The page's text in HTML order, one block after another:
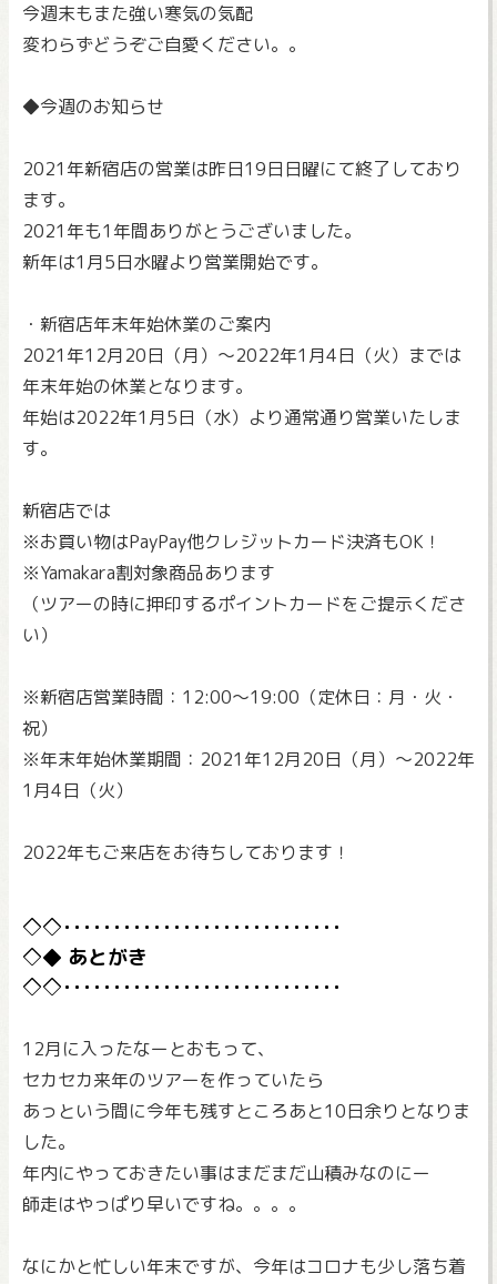
今週末もまた強い寒気の気配
変わらずどうぞご自愛ください。。
◆今週のお知らせ
2021年新宿店の営業は昨日19日日曜にて終了しており
ます。
2021年も1年間ありがとうございました。
新年は1月5日水曜より営業開始です。
・新宿店年末年始休業のご案内
2021年12月20日（月）～2022年1月4日（火）までは
年末年始の休業となります。
年始は2022年1月5日（水）より通常通り営業いたしま
す。
新宿店では
※お買い物はPayPay他クレジットカード決済もOK！
※Yamakara割対象商品あります
（ツアーの時に押印するポイントカードをご提示くださ
い）
※新宿店営業時間：12:00～19:00（定休日：月・火・
祝）
※年末年始休業期間：2021年12月20日（月）～2022年
1月4日（火）
2022年もご来店をお待ちしております！
あとがき
12月に入ったなーとおもって、
セカセカ来年のツアーを作っていたら
あっという間に今年も残すところあと10日余りとなりま
した。
年内にやっておきたい事はまだまだ山積みなのにー
師走はやっぱり早いですね。。。。
なにかと忙しい年末ですが、今年はコロナも少し落ち着